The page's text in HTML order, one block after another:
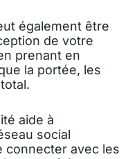
également être
de votre
prenant en
la portée, les
aide à
social
connecter avec les